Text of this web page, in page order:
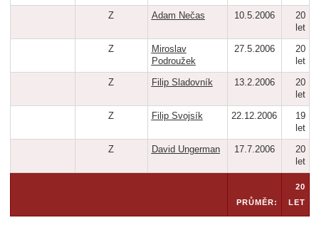
Z Adam Nečas 10.5.2006
20
let
Z
Miroslav
Podroužek
27.5.2006
20
let
Z Filip Sladovník 13.2.2006
20
let
Z Filip Svojsík 22.12.2006
19
let
Z David Ungerman 17.7.2006
20
let
PRŮMĚR:
20
LET